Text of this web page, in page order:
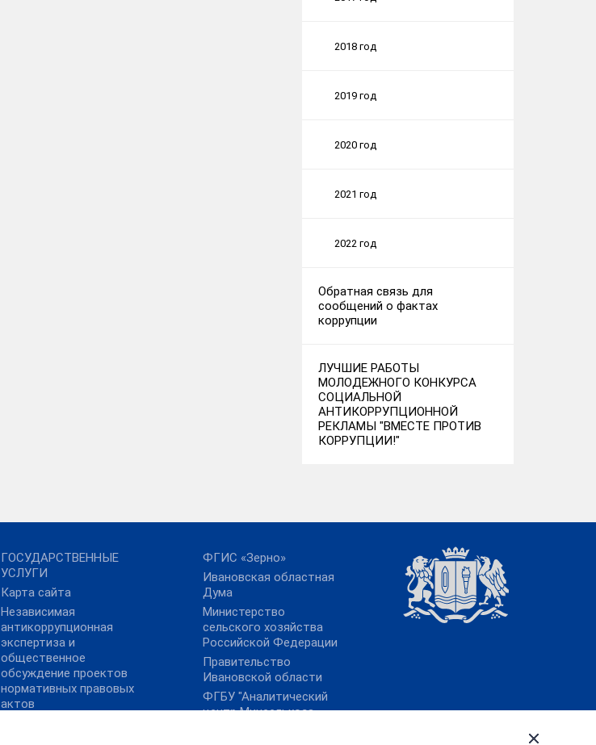
2018 год
2019 год
2020 год
2021 год
2022 год
Обратная связь для
сообщений о фактах
коррупции
ЛУЧШИЕ РАБОТЫ
МОЛОДЕЖНОГО КОНКУРСА
СОЦИАЛЬНОЙ
АНТИКОРРУПЦИОННОЙ
РЕКЛАМЫ "ВМЕСТЕ ПРОТИВ
КОРРУПЦИИ!"
ГОСУДАРСТВЕННЫЕ
УСЛУГИ
Карта сайта
Независимая
антикоррупционная
экспертиза и
общественное
обсуждение проектов
нормативных правовых
актов
ФГИС «Зерно»
Ивановская областная
Дума
Министерство
сельского хозяйства
Российской Федерации
Правительство
Ивановской области
ФГБУ "Аналитический
центр Минсельхоза